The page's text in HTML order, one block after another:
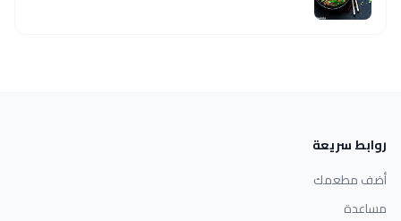
روابط سريعة
أضف مطعمك
مساعدة